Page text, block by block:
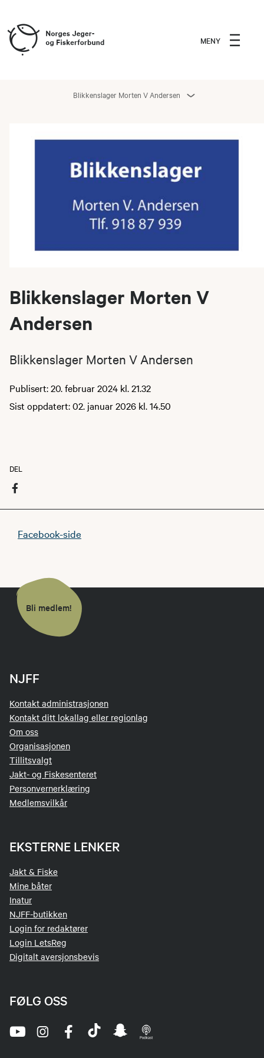
MENY
Blikkenslager Morten V Andersen
Blikkenslager Morten V
Andersen
Blikkenslager Morten V Andersen
Publisert: 20. februar 2024 kl. 21.32
Sist oppdatert: 02. januar 2026 kl. 14.50
DEL
Facebook-side
Bli medlem!
NJFF
Kontakt administrasjonen
Kontakt ditt lokallag eller regionlag
Om oss
Organisasjonen
Tillitsvalgt
Jakt- og Fiskesenteret
Personvernerklæring
Medlemsvilkår
EKSTERNE LENKER
Jakt & Fiske
Mine båter
Inatur
NJFF-butikken
Login for redaktører
Login LetsReg
Digitalt aversjonsbevis
FØLG OSS